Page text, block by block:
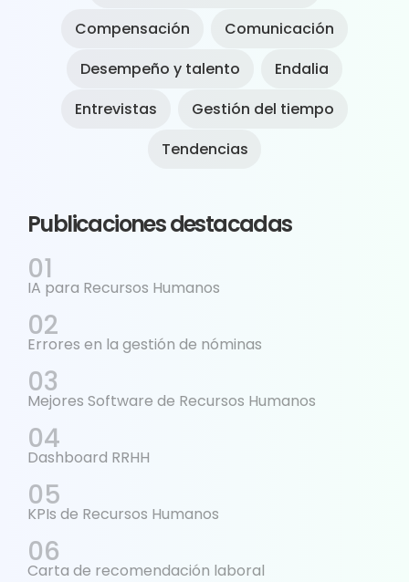
Compensación
Comunicación
Desempeño y talento
Endalia
Entrevistas
Gestión del tiempo
Tendencias
Publicaciones destacadas
IA para Recursos Humanos
Errores en la gestión de nóminas
Mejores Software de Recursos Humanos
Dashboard RRHH
KPIs de Recursos Humanos
Carta de recomendación laboral